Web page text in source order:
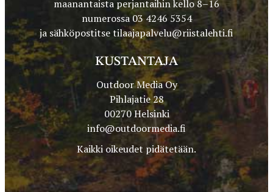
maanantaista perjantaihin kello 8–16
numerossa 03 4246 5354
ja sähköpostitsetilaajapalvelu@riistalehti.fi
KUSTANTAJA
Outdoor Media Oy
Pihlajatie 28
00270 Helsinki
info@outdoormedia.fi
Kaikki oikeudet pidätetään.